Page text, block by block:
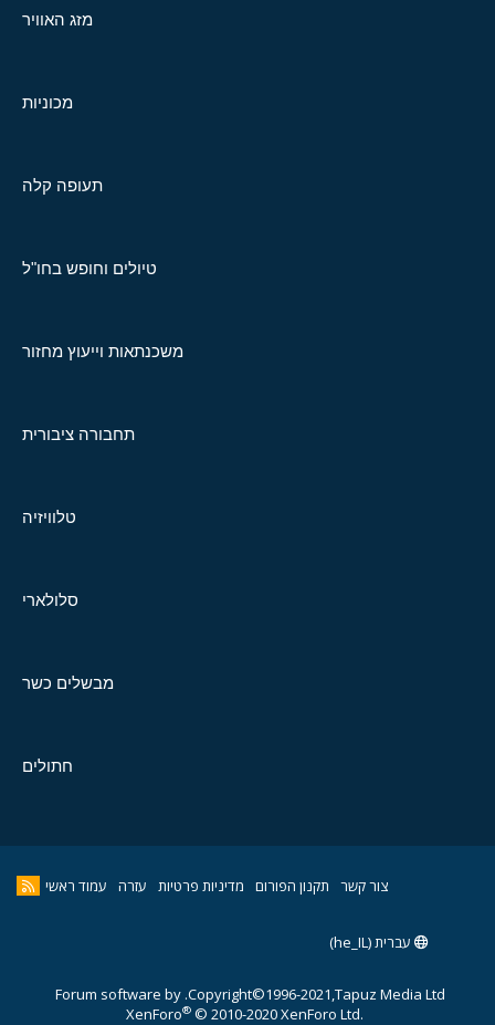
מזג האוויר
מכוניות
תעופה קלה
טיולים וחופש בחו"ל
משכנתאות וייעוץ מחזור
תחבורה ציבורית
טלוויזיה
סלולארי
מבשלים כשר
חתולים
צור קשר תקנון הפורום מדיניות פרטיות עזרה עמוד ראשי
עברית (he_IL)
Copyright©1996-2021,Tapuz Media Ltd.
Forum software by
XenForo® © 2010-2020 XenForo Ltd.